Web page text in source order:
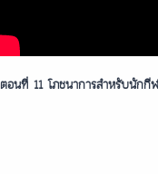
ตอนที่ 11 โภชนาการสำหรับนักกี